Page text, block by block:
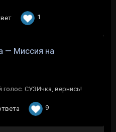
1
— Миссия на
голос. СУЗИчка, вернись!
9